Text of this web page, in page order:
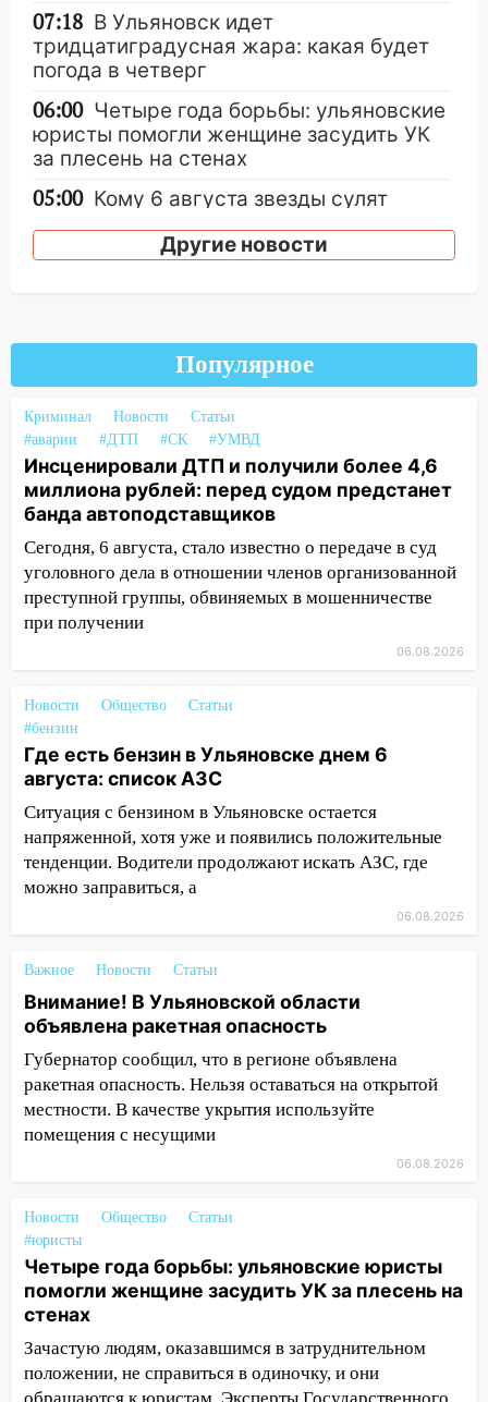
07:18 В Ульяновск идет
тридцатиградусная жара: какая будет
погода в четверг
06:00 Четыре года борьбы: ульяновские
юристы помогли женщине засудить УК
за плесень на стенах
05:00 Кому 6 августа звезды сулят
ДТП с мотоциклистом
Мошенники обманули 92-летнюю
19:14
Житель Ульяновской области
подвез троих незнакомцев на трассе и
заработал уголовное дело
18:14
Прогноз погоды на 6 августа в
Ульяновской области
18:00 Мотофристайл, рок и силовой
экстрим: в Ульяновске пройдет
августа после рабочего дня: список АЗС
17:05 «Обыск» по видеосвязи: в
Ульяновске задержали 19-летнюю
сообщницу мошенников
16:12 Едва не перерезал горло: в
Вешкайме посиделки с судимым
знакомым закончились для женщины
перевернулась на мопеде и попала в
больницу
15:59 Ульяновец отдал более 14
миллионов рублей за криминальное
покровительство
15:32 На «кольце» кроссовер сбил 18-
летнего мопедиста
госпитализировали 25-летнего байкера
14:32
надвигается жара
14:08
подробности серьезной аварии на
Фруктовой
Другие новости
Популярное
Криминал Новости
Статьи
#аварии
#ДТП #СК #УМВД
Инсценировали ДТП и получили более 4,6
миллиона рублей: перед судом предстанет
банда автоподставщиков
Сегодня, 6 августа, стало известно о передаче в суд
уголовного дела в отношении членов организованной
преступной группы, обвиняемых в мошенничестве
при получении
06.08.2026
Новости Общество
Статьи
#бензин
Где есть бензин в Ульяновске днем 6
августа: список АЗС
Ситуация с бензином в Ульяновске остается
напряженной, хотя уже и появились положительные
тенденции. Водители продолжают искать АЗС, где
можно заправиться, а
06.08.2026
Важное Новости Статьи
Внимание! В Ульяновской области
объявлена ракетная опасность
Губернатор сообщил, что в регионе объявлена
ракетная опасность. Нельзя оставаться на открытой
местности. В качестве укрытия используйте
помещения с несущими
06.08.2026
Новости Общество
Статьи
#юристы
Четыре года борьбы: ульяновские юристы
помогли женщине засудить УК за плесень на
стенах
Зачастую людям, оказавшимся в затруднительном
положении, не справиться в одиночку, и они